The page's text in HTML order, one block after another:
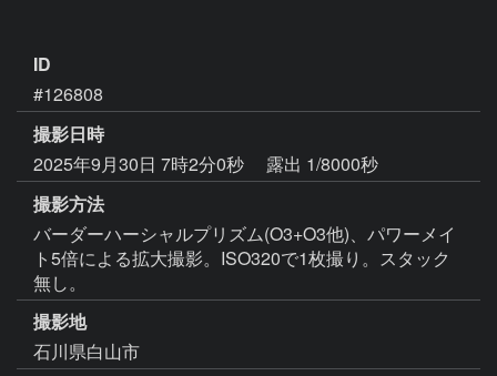
ID
#126808
撮影日時
2025年9月30日 7時2分0秒
露出 1/8000秒
撮影方法
バーダーハーシャルプリズム(O3+O3他)、パワーメイ
ト5倍による拡大撮影。ISO320で1枚撮り。スタック
無し。
撮影地
石川県白山市